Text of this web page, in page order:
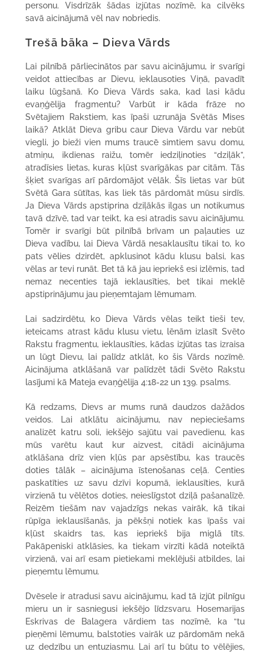
personu. Visdrīzāk šādas izjūtas nozīmē, ka cilvēks
savā aicinājumā vēl nav nobriedis.
Trešā bāka – Dieva Vārds
Lai pilnībā pārliecinātos par savu aicinājumu, ir svarīgi
veidot attiecības ar Dievu, ieklausoties Viņā, pavadīt
laiku lūgšanā. Ko Dieva Vārds saka, kad lasi kādu
evaņģēlija fragmentu? Varbūt ir kāda frāze no
Svētajiem Rakstiem, kas īpaši uzrunāja Svētās Mises
laikā? Atklāt Dieva gribu caur Dieva Vārdu var nebūt
viegli, jo bieži vien mums traucē simtiem savu domu,
atmiņu, ikdienas raižu, tomēr iedziļinoties “dziļāk”,
atradīsies lietas, kuras kļūst svarīgākas par citām. Tās
šķiet svarīgas arī pārdomājot vēlāk. Šīs lietas var būt
Svētā Gara sūtītas, kas liek tās pārdomāt mūsu sirdīs.
Ja Dieva Vārds apstiprina dziļākās ilgas un notikumus
tavā dzīvē, tad var teikt, ka esi atradis savu aicinājumu.
Tomēr ir svarīgi būt pilnībā brīvam un paļauties uz
Dieva vadību, lai Dieva Vārdā nesaklausītu tikai to, ko
pats vēlies dzirdēt, apklusinot kādu klusu balsi, kas
vēlas ar tevi runāt. Bet tā kā jau iepriekš esi izlēmis, tad
nemaz necenties tajā ieklausīties, bet tikai meklē
apstiprinājumu jau pieņemtajam lēmumam.
Lai sadzirdētu, ko Dieva Vārds vēlas teikt tieši tev,
ieteicams atrast kādu klusu vietu, lēnām izlasīt Svēto
Rakstu fragmentu, ieklausīties, kādas izjūtas tas izraisa
un lūgt Dievu, lai palīdz atklāt, ko šis Vārds nozīmē.
Aicinājuma atklāšanā var palīdzēt tādi Svēto Rakstu
lasījumi kā Mateja evaņģēlija 4:18-22 un 139. psalms.
Kā redzams, Dievs ar mums runā daudzos dažādos
veidos. Lai atklātu aicinājumu, nav nepieciešams
analizēt katru soli, iekšējo sajūtu vai pavedienu, kas
mūs varētu kaut kur aizvest, citādi aicinājuma
atklāšana drīz vien kļūs par apsēstību, kas traucēs
doties tālāk – aicinājuma īstenošanas ceļā. Centies
paskatīties uz savu dzīvi kopumā, ieklausīties, kurā
virzienā tu vēlētos doties, neieslīgstot dziļā pašanalīzē.
Reizēm tiešām nav vajadzīgs nekas vairāk, kā tikai
rūpīga ieklausīšanās, ja pēkšņi notiek kas īpašs vai
kļūst skaidrs tas, kas iepriekš bija miglā tīts.
Pakāpeniski atklāsies, ka tiekam virzīti kādā noteiktā
virzienā, vai arī esam pietiekami meklējuši atbildes, lai
pieņemtu lēmumu.
Dvēsele ir atradusi savu aicinājumu, kad tā izjūt pilnīgu
mieru un ir sasniegusi iekšējo līdzsvaru. Hosemarijas
Eskrivas de Balagera vārdiem tas nozīmē, ka “tu
pieņēmi lēmumu, balstoties vairāk uz pārdomām nekā
uz dedzību un entuziasmu. Lai arī tu būtu to vēlējies,